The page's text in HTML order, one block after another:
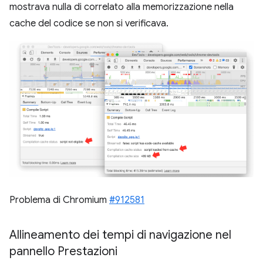
mostrava nulla di correlato alla memorizzazione nella
cache del codice se non si verificava.
Problema di Chromium #912581
Allineamento dei tempi di navigazione nel
pannello Prestazioni